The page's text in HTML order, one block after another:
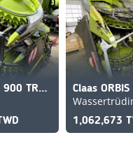
Claas ORBIS 900 TRANSPORTSYSTEM Claas
1,062,673